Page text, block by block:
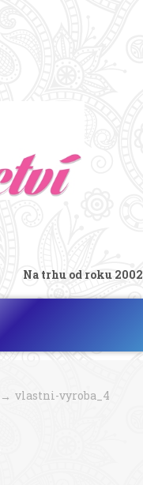
Na trhu od roku 2002
vlastni-vyroba_4